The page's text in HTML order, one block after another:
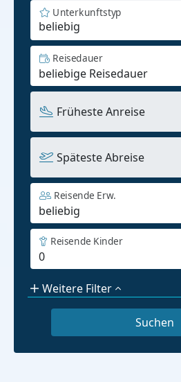
beliebig
Unterkunftstyp
Reisedauer
Früheste Anreise
Späteste Abreise
Reisende Erw.
Reisende Kinder
Weitere Filter